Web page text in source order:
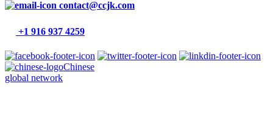
contact@ccjk.com
+1 916 937 4259
Chinese
global network